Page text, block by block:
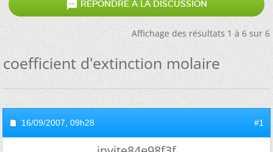
 RÉPONDRE À LA DISCUSSION
Affichage des résultats 1 à 6 sur 6
coefficient d'extinction molaire
16/09/2007, 09h28 #1